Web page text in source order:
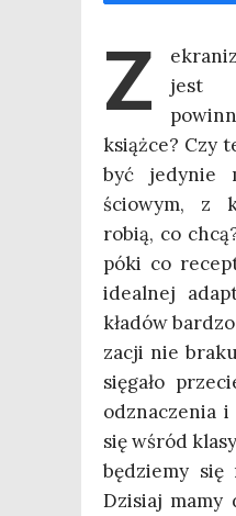
Z
jest
książ­ce? Czy
być jedy­nie
ścio­wym, z
robią, co
póki co
ide­al­nej
kła­dów
za­cji nie
się­ga­ło
odzna­cze­nia i
się wśród
będzie­my się
Dzi­siaj mamy